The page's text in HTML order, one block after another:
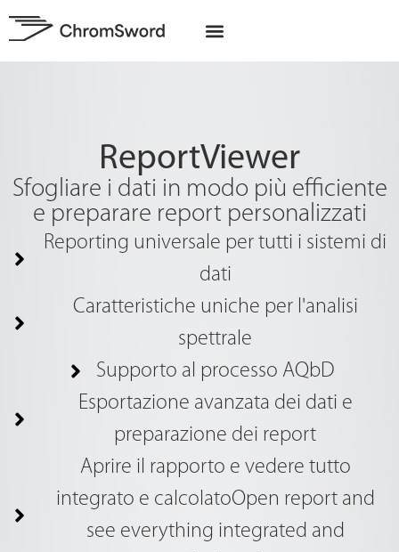
ReportViewer
Sfogliare i dati in modo più efficiente
e preparare report personalizzati
Reporting universale per tutti i sistemi di
dati
Caratteristiche uniche per l'analisi
spettrale
Supporto al processo AQbD
Esportazione avanzata dei dati e
preparazione dei report
Aprire il rapporto e vedere tutto
integrato e calcolatoOpen report and
see everything integrated and